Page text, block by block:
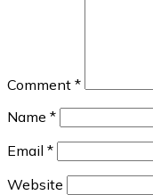
Comment *
Name *
Email *
Website